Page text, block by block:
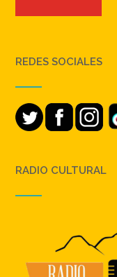
REDES SOCIALES
RADIO CULTURAL